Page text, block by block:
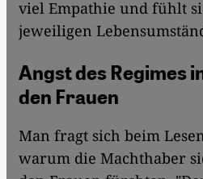
viel Empathie und fühlt
jeweiligen
Angst des Regimes
den Frauen
Man fragt sich beim
warum die Machthaber